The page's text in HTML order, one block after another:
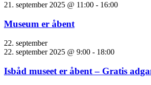
21. september 2025 @ 11:00 - 16:00
Museum er åbent
22. september
22. september 2025 @ 9:00 - 18:00
Isbåd museet er åbent – Gratis